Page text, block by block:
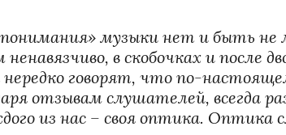
музыки нет и быть
в скобочках и после
говорят, что по-
отзывам слушателей, всегда
из нас – своя оптика. Оптика